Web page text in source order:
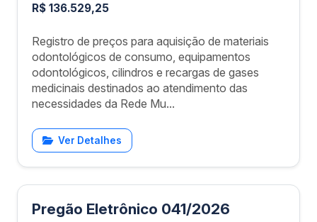
R$ 136.529,25
Registro de preços para aquisição de materiais
odontológicos de consumo, equipamentos
odontológicos, cilindros e recargas de gases
medicinais destinados ao atendimento das
necessidades da Rede Mu...
Ver Detalhes
Pregão Eletrônico 041/2026